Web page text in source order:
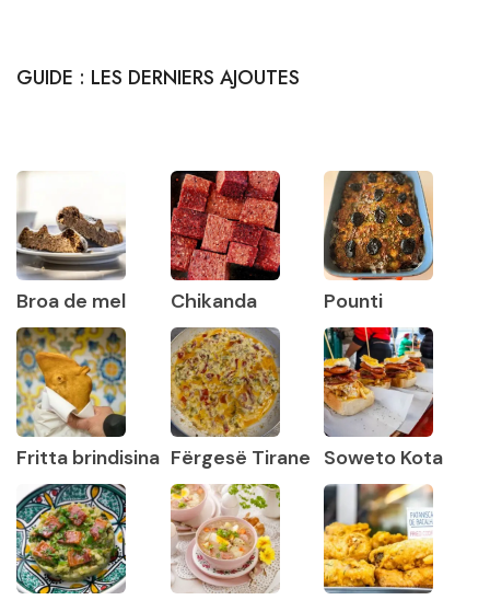
GUIDE : LES DERNIERS AJOUTES
Broa de mel Chikanda Pounti
Fritta brindisina Fërgesë Tirane Soweto Kota